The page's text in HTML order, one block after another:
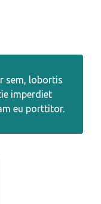
sem, lobortis
imperdiet
eu porttitor.